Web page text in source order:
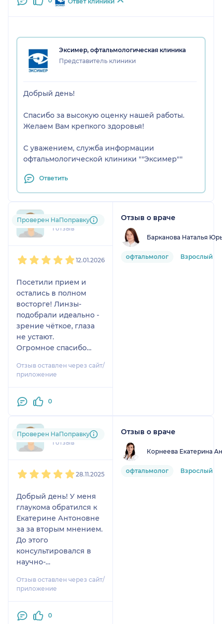
Эксимер, офтальмологическая клиника
Представитель клиники
Добрый день!
Спасибо за высокую оценку нашей работы.
Желаем Вам крепкого здоровья!
С уважением, служба информации
офтальмологической клиники ""Эксимер""
Ответить
544....@....ru
1 отзыв
Проверен НаПоправку
12.01.2026
Посетили прием и
остались в полном
восторге! Линзы-
подобрали идеально -
зрение чёткое, глаза
не устают.
Огромное спасибо
Отзыв оставлен через сайт/
приложение
0
Отзыв о враче
Барканова Наталья
офтальмолог Взрослый
ole....@....ru
1 отзыв
Проверен НаПоправку
28.11.2025
Добрый день! У меня
глаукома обратился к
Екатерине Антоновне
за за вторым мнением.
До этого
консультировался в
научно-
институте на
Россолимо. Там мне
какой-то супер-
Отзыв оставлен через сайт/
приложение
0
Отзыв о враче
Корнеева Екатерина
офтальмолог Взрослый